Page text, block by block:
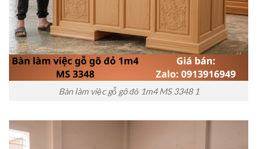
Bàn làm việc gỗ gõ đỏ 1m4 MS 3348 1